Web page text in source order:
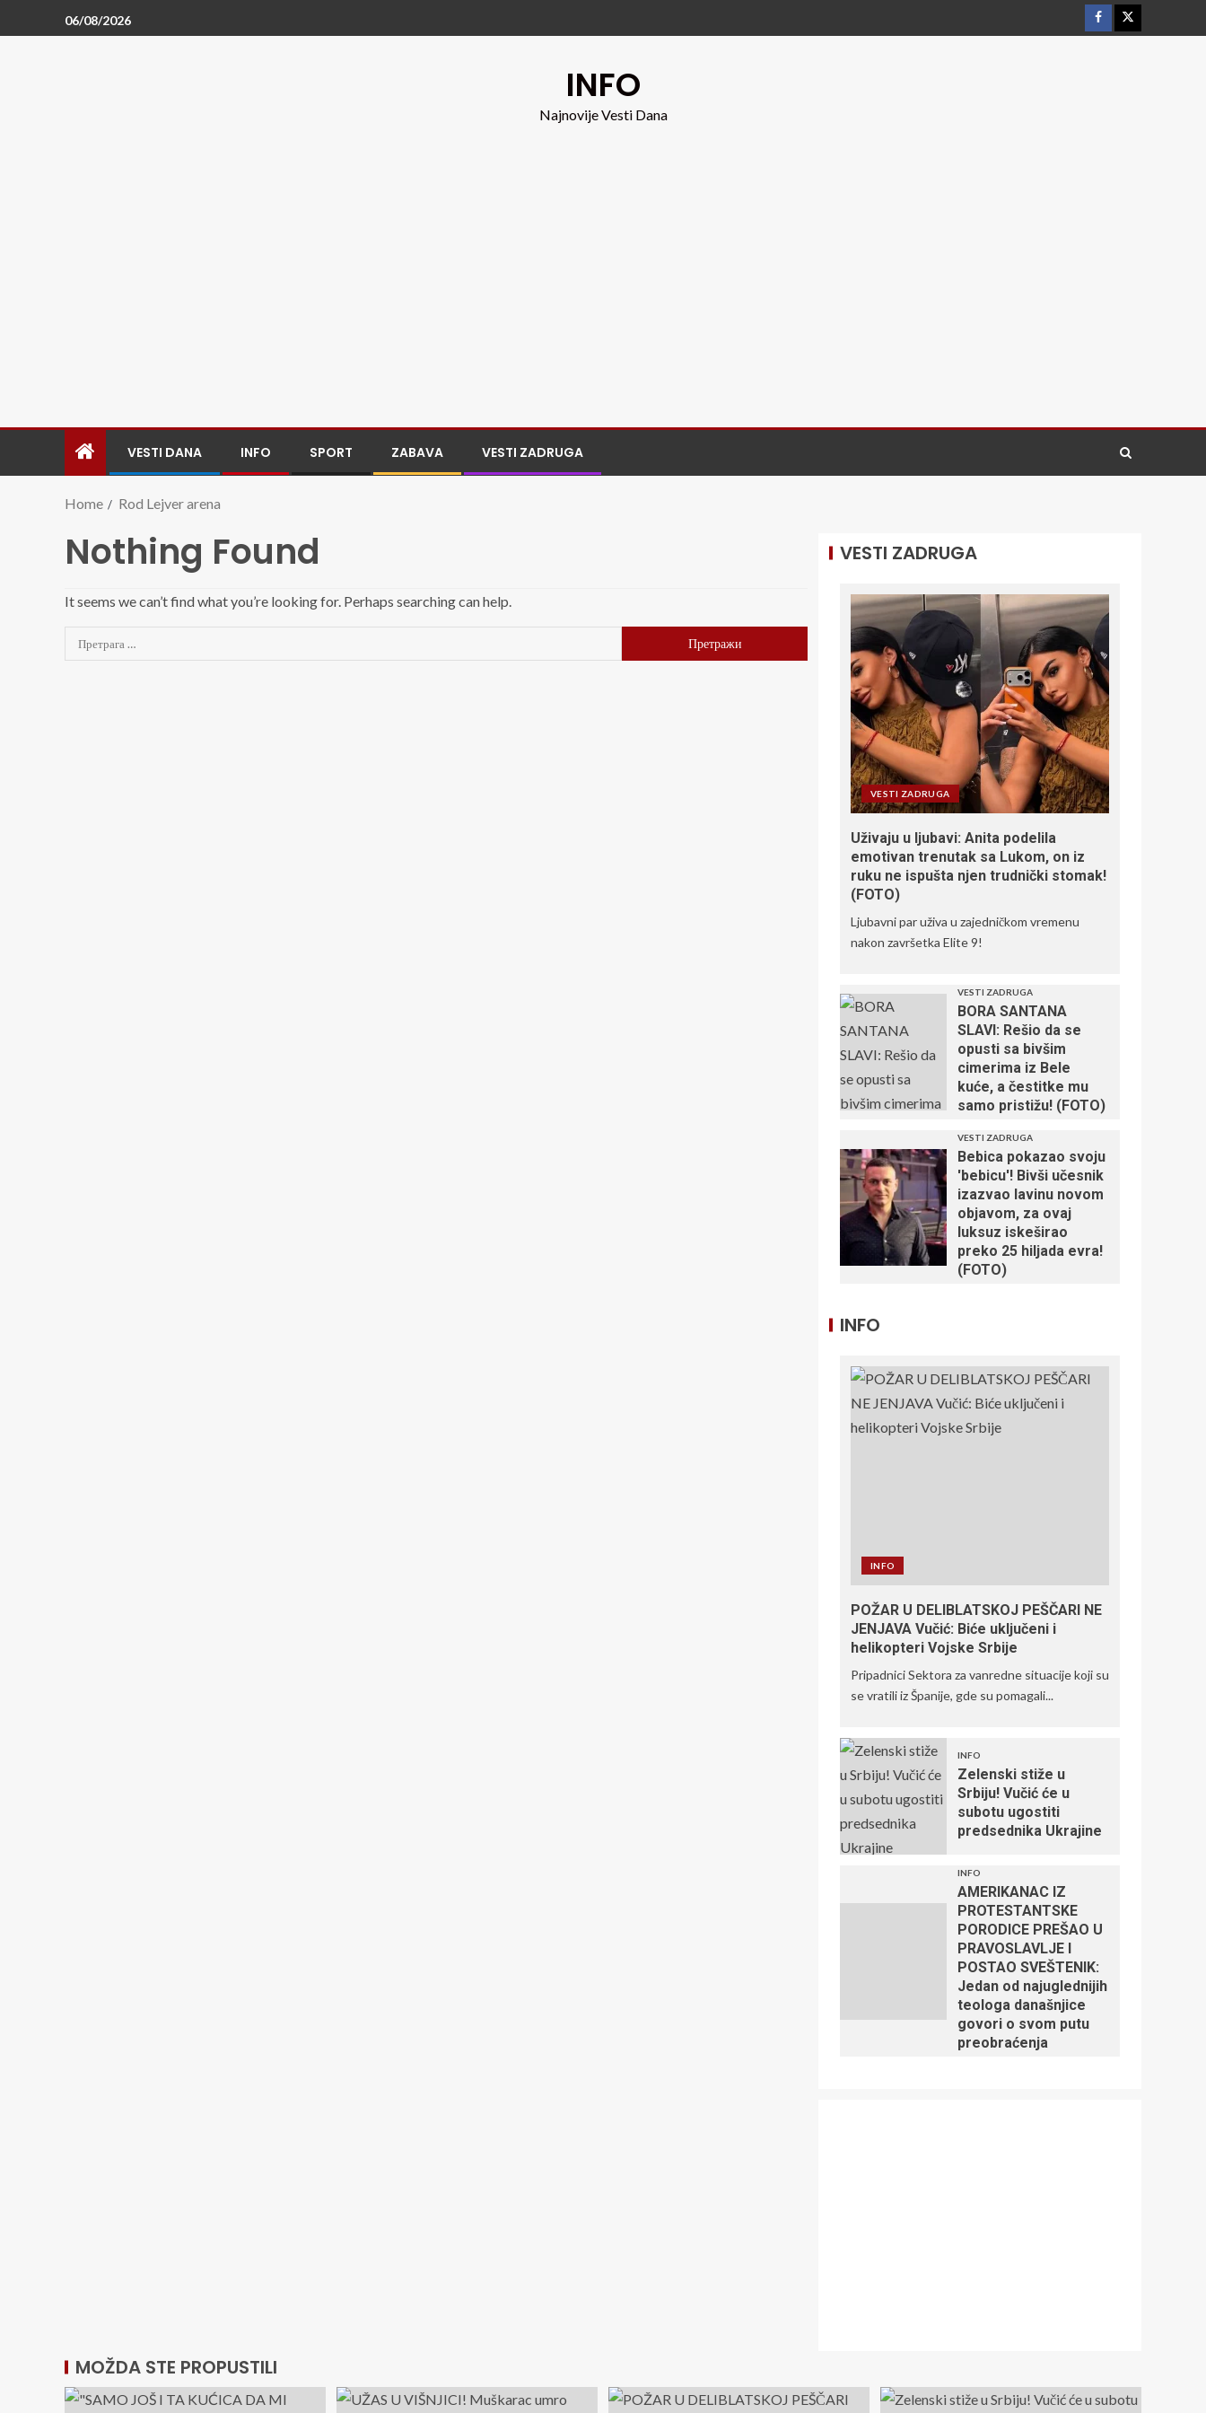
06/08/2026
INFO
Najnovije Vesti Dana
VESTI DANA INFO SPORT ZABAVA VESTI ZADRUGA
Home Rod Lejver arena
Nothing Found
It seems we can’t find what you’re looking for. Perhaps searching can help.
VESTI ZADRUGA
VESTI ZADRUGA
Uživaju u ljubavi: Anita podelila
emotivan trenutak sa Lukom, on iz
ruku ne ispušta njen trudnički stomak!
(FOTO)
Ljubavni par uživa u zajedničkom vremenu
nakon završetka Elite 9!
VESTI ZADRUGA
BORA SANTANA
SLAVI: Rešio da se
opusti sa bivšim
cimerima iz Bele
kuće, a čestitke mu
samo pristižu! (FOTO)
VESTI ZADRUGA
Bebica pokazao svoju
'bebicu'! Bivši učesnik
izazvao lavinu novom
objavom, za ovaj
luksuz iskeširao
preko 25 hiljada evra!
(FOTO)
INFO
INFO
POŽAR U DELIBLATSKOJ PEŠČARI NE
JENJAVA Vučić: Biće uključeni i
helikopteri Vojske Srbije
Pripadnici Sektora za vanredne situacije koji su
se vratili iz Španije, gde su pomagali...
INFO
Zelenski stiže u
Srbiju! Vučić će u
subotu ugostiti
predsednika Ukrajine
INFO
AMERIKANAC IZ
PROTESTANTSKE
PORODICE PREŠAO U
PRAVOSLAVLJE I
POSTAO SVEŠTENIK:
Jedan od najuglednijih
teologa današnjice
govori o svom putu
preobraćenja
MOŽDA STE PROPUSTILI